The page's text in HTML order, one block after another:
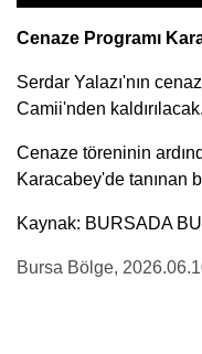
Cenaze Programı
Serdar Yalazı'nın
Camii'nden kaldırılacak.
Cenaze töreninin
Karacabey'de tanınan
Kaynak: BURSADA
Bursa Bölge,